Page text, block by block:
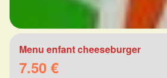
Menu enfant cheeseburger
7.50 €